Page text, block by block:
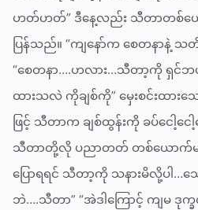
ဟတ်ဟတ်” ဒီနေ့လည်း သီတာတစ်ယေ
ပြန်သည်။ “ကျနော်က စေတနာနဲ့ သ
“စေတနာ….ဟလား…သီတာ့ကို ရှင်
ထားသလဲ ကိုချစ်ကို” မှေးစင်းထားသေ
ဖြင့် သီတာက ချစ်ထွန်းကို ခပ်ငေါ့င
သီတာတို့လို ပညာတတ် တစ်ယောက်မ
ပြောရရင် သီတာ့ကို သနားမိလို့ပါ…
ဘဲ….သီတာ” “အဲဒါကြောင့် ကျမ ဒု